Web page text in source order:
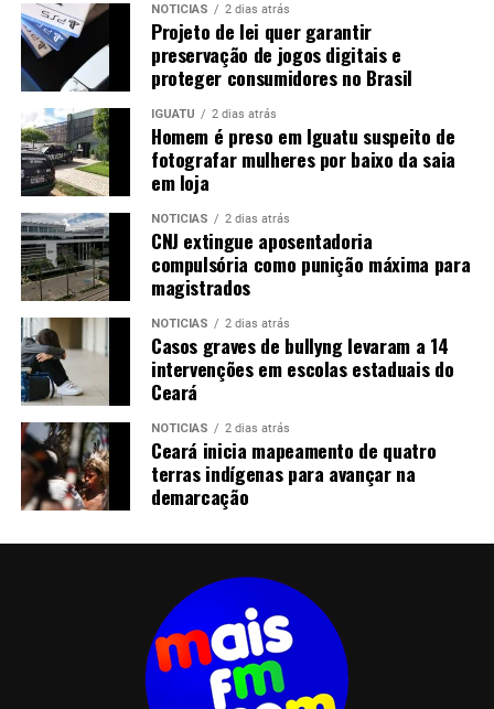
NOTICIAS 2 dias atrás
Projeto de lei quer garantir
preservação de jogos digitais e
proteger consumidores no Brasil
IGUATU 2 dias atrás
Homem é preso em Iguatu suspeito de
fotografar mulheres por baixo da saia
em loja
NOTICIAS 2 dias atrás
CNJ extingue aposentadoria
compulsória como punição máxima para
magistrados
NOTICIAS 2 dias atrás
Casos graves de bullyng levaram a 14
intervenções em escolas estaduais do
Ceará
NOTICIAS 2 dias atrás
Ceará inicia mapeamento de quatro
terras indígenas para avançar na
demarcação